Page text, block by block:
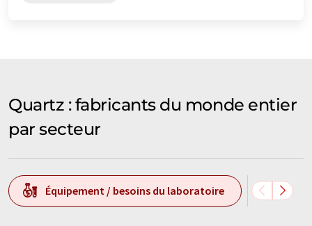
Quartz : fabricants du monde entier
par secteur
Équipement / besoins du laboratoire